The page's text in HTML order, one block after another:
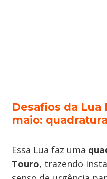
Desafios da
maio:
Essa Lua faz uma
Touro, trazendo